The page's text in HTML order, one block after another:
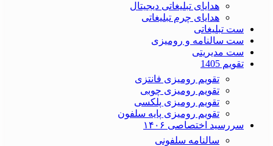
هدایای تبلیغاتی دیجیتال
هدایای چرم تبلیغاتی
ست تبلیغاتی
ست سالنامه و رومیزی
ست مدیریتی
تقویم 1405
تقویم رومیزی فانتزی
تقویم رومیزی چوبی
تقویم رومیزی پلکسی
تقویم رومیزی پایه سلفون
سررسید اختصاصی ۱۴۰۶
سالنامه سلفونی